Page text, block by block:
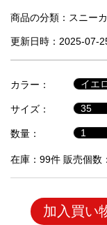
セ
ル
品
商品の分類： スニー
更新日時：2025-07-
カラー：
サイズ：
数量：
在庫：99件 販売個数
加入買い